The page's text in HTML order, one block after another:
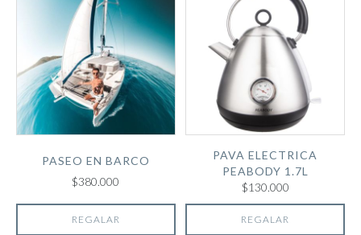
PASEO EN BARCO
$380.000
REGALAR
PAVA ELECTRICA
PEABODY 1.7L
$130.000
REGALAR